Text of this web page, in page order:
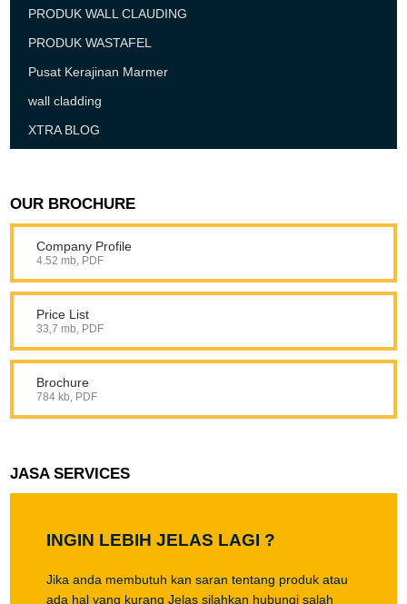
PRODUK WALL CLAUDING
PRODUK WASTAFEL
Pusat Kerajinan Marmer
wall cladding
XTRA BLOG
OUR BROCHURE
Company Profile
4.52 mb, PDF
Price List
33,7 mb, PDF
Brochure
784 kb, PDF
JASA SERVICES
INGIN LEBIH JELAS LAGI ?
Jika anda membutuh kan saran tentang produk atau
ada hal yang kurang Jelas silahkan hubungi salah